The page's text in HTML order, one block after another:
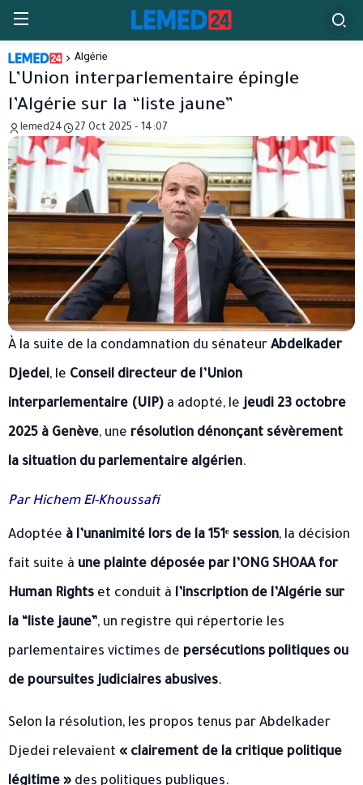
Algérie
L’Union interparlementaire épingle
l’Algérie sur la “liste jaune”
lemed24 27 Oct 2025 - 14:07
À la suite de la condamnation du sénateur Abdelkader
Djedei, le Conseil directeur de l’Union
interparlementaire (UIP) a adopté, lejeudi 23 octobre
2025 à Genève, une résolution dénonçant sévèrement
la situation du parlementaire algérien.
Par Hichem El-Khoussafi
Adoptée à l’unanimité lors de la 151ᵉ session, la décision
fait suite à une plainte déposée par l’ONG SHOAA for
Human Rights et conduit à l’inscription de l’Algérie sur
la “liste jaune”, un registre qui répertorie les
parlementaires victimes de persécutions politiques ou
de poursuites judiciaires abusives.
Selon la résolution, les propos tenus par Abdelkader
Djedei relevaient « clairement de la critique politique
légitime » des politiques publiques.